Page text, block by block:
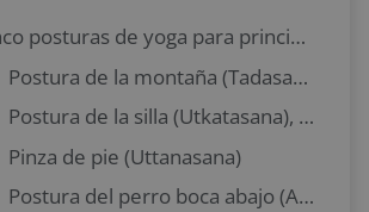
Cinco posturas de yoga para principiantes
Postura de la montaña (Tadasana)
Postura de la silla (Utkatasana), una de las posturas de yoga para principiantes más sencillas
Pinza de pie (Uttanasana)
Postura del perro boca abajo (Adho Mukha Svanasana)